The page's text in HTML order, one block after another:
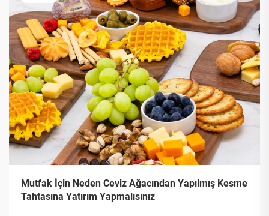
Mutfak İçin Neden Ceviz Ağacından Yapılmış Kesme
Tahtasına Yatırım Yapmalısınız